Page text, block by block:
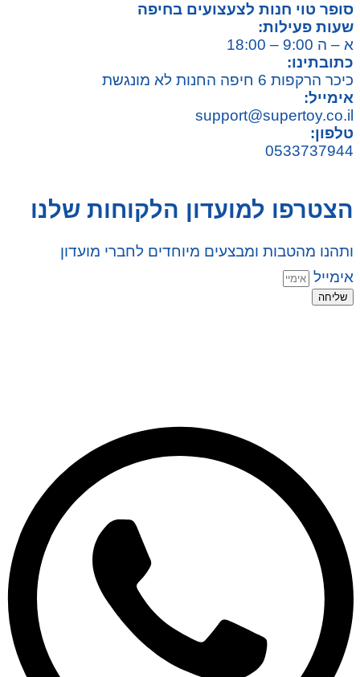
סופר טוי חנות לצעצועים בחיפה
שעות פעילות:
א – ה 9:00 – 18:00
כתובתינו:
כיכר הרקפות 6 חיפה החנות לא מונגשת
אימייל:
support@supertoy.co.il
טלפון:
0533737944
הצטרפו למועדון הלקוחות שלנו
ותהנו מהטבות ומבצעים מיוחדים לחברי מועדון
אימייל
שליחה